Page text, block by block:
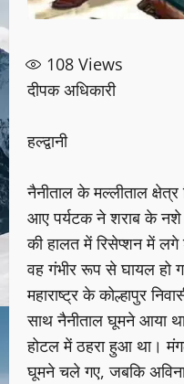
108 Views
दीपक अधिकारी
हल्द्वानी
नैनीताल के मल्लीताल
आए पर्यटक ने शराब के नशे
की हालत में रिसेप्शन में
वह गंभीर रूप से घायल हो
महाराष्ट्र के कोल्हापुर
साथ नैनीताल घूमने आया
होटल में ठहरा हुआ था।
घूमने चले गए, जबकि